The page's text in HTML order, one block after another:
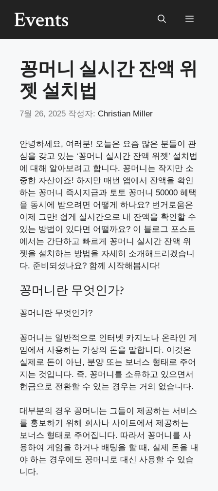
로
메
꽁머니 실시간 잔액 위
젯 설치법
7월 26, 2025 작성자: Christian Miller
안녕하세요, 여러분! 오늘은 요즘 많은 분들이 관
심을 갖고 있는 ‘꽁머니 실시간 잔액 위젯’ 설치법
에 대해 알아보려고 합니다. 꽁머니는 작지만 소
중한 자산이죠! 하지만 매번 앱에서 잔액을 확인
하는 꽁머니 즉시지급과 토토 꽁머니 50000 혜택
을 동시에 받으려면 어떻게 하나요? 번거로움은
이제 그만! 쉽게 실시간으로 내 잔액을 확인할 수
있는 방법이 있다면 어떨까요? 이 블로그 포스트
에서는 간단하고 빠르게 꽁머니 실시간 잔액 위
젯을 설치하는 방법을 자세히 소개해드리겠습니
다. 준비되셨나요? 함께 시작해봅시다!
꽁머니란 무엇인가?
꽁머니란 무엇인가?
꽁머니는 일반적으로 인터넷 카지노나 온라인 게
임에서 사용하는 가상의 돈을 말합니다. 이것은
실제로 돈이 아닌, 분양 또는 보너스 형태로 주어
지는 것입니다. 즉, 꽁머니를 소유하고 있으면서
현금으로 전환할 수 있는 경우는 거의 없습니다.
대부분의 경우 꽁머니는 그들이 제공하는 서비스
를 홍보하기 위해 회사나 사이트에서 제공하는
보너스 형태로 주어집니다. 따라서 꽁머니를 사
용하여 게임을 하거나 배팅을 할 때, 실제 돈을 내
야 하는 경우에도 꽁머니로 대신 사용할 수 있습
니다.